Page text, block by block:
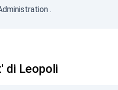
.
di Leopoli